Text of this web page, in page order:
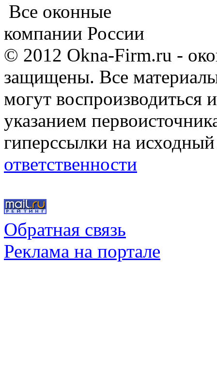
Все оконные
компании России
© 2012 Okna-Firm.ru -
защищены. Все
могут воспроизводиться
указанием
гиперссылки на
ответственности
Обратная связь
Реклама на портале